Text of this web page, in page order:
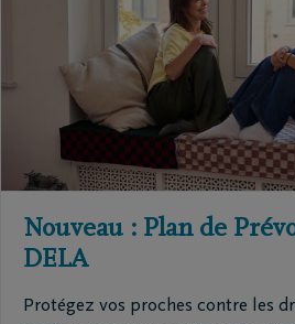
Nouveau : Plan de
DELA
Protégez vos proches contre les